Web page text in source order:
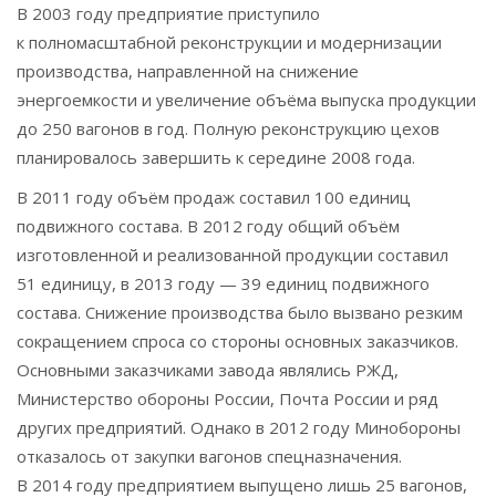
В 2003 году предприятие приступило
к полномасштабной реконструкции и модернизации
производства, направленной на снижение
энергоемкости и увеличение объёма выпуска продукции
до 250 вагонов в год. Полную реконструкцию цехов
планировалось завершить к середине 2008 года.
В 2011 году объём продаж составил 100 единиц
подвижного состава. В 2012 году общий объём
изготовленной и реализованной продукции составил
51 единицу, в 2013 году — 39 единиц подвижного
состава. Снижение производства было вызвано резким
сокращением спроса со стороны основных заказчиков.
Основными заказчиками завода являлись РЖД,
Министерство обороны России, Почта России и ряд
других предприятий. Однако в 2012 году Минобороны
отказалось от закупки вагонов спецназначения.
В 2014 году предприятием выпущено лишь 25 вагонов,